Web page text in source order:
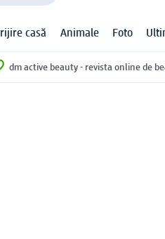
casă Animale Foto
dm active beauty - revista online de